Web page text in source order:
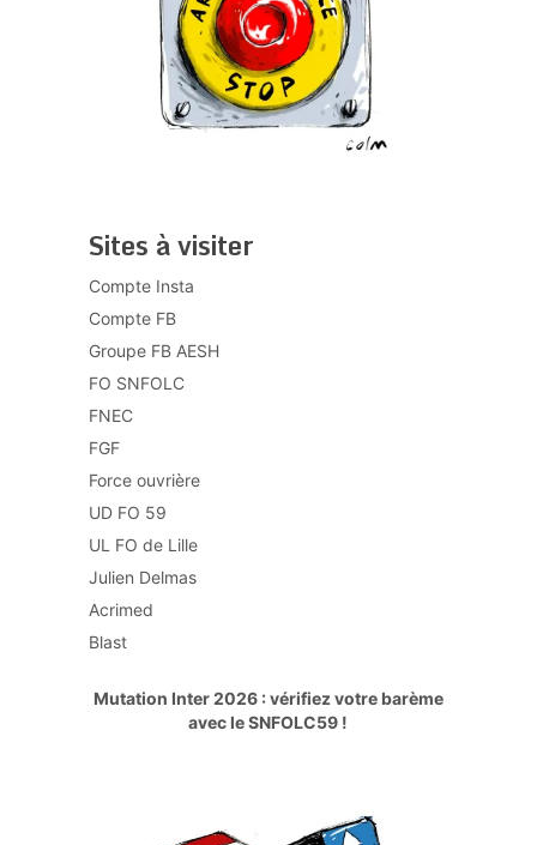
Sites à visiter
Compte Insta
Compte FB
Groupe FB AESH
FO SNFOLC
FNEC
FGF
Force ouvrière
UD FO 59
UL FO de Lille
Julien Delmas
Acrimed
Blast
Mutation Inter 2026 : vérifiez votre barème
avec le SNFOLC59 !